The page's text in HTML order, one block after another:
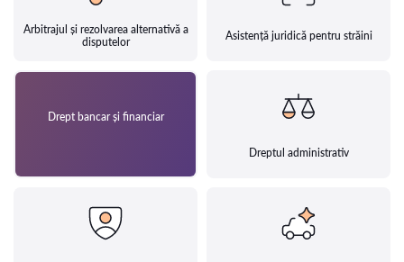
Arbitrajul și rezolvarea alternativă a
disputelor
Asistență juridică pentru străini
Drept bancar și financiar
Dreptul administrativ